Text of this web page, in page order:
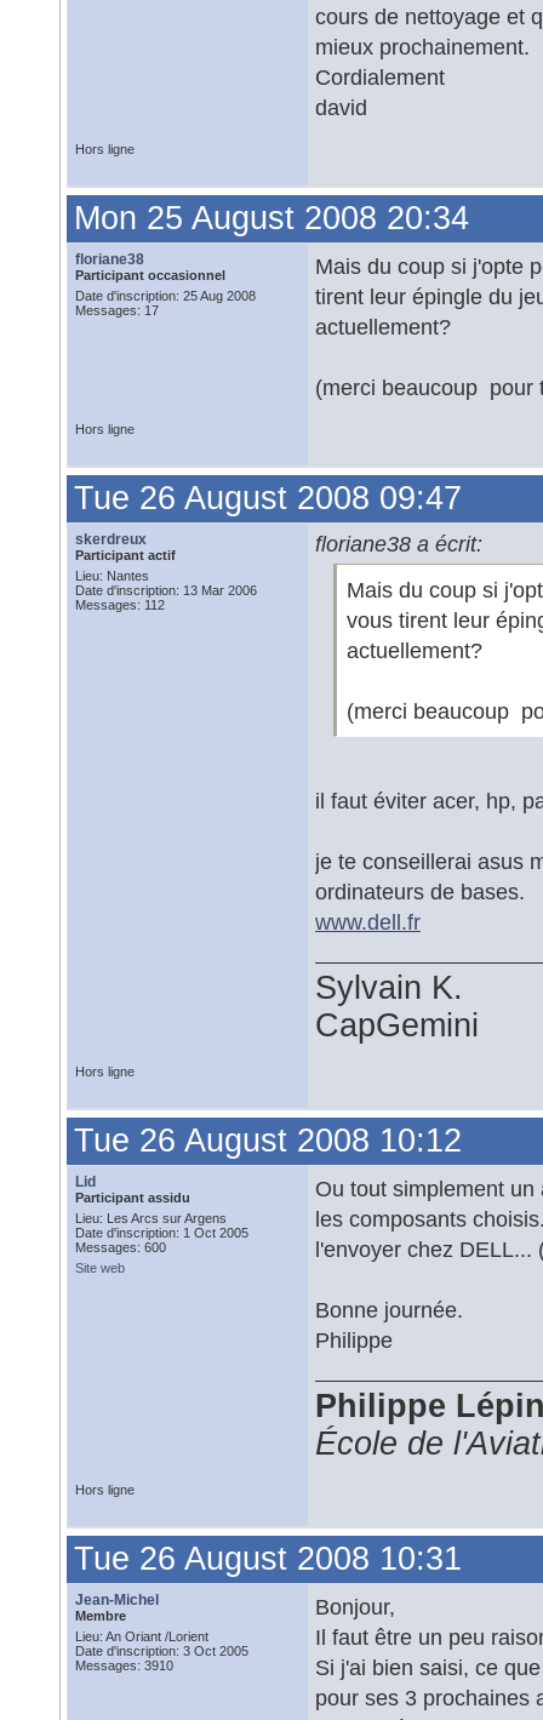
cours de nettoyage et
mieux prochainement.
Cordialement
david
Hors ligne
Mon 25 August 2008 20:34
floriane38
Participant occasionnel
Date d'inscription: 25 Aug 2008
Messages: 17
Mais du coup si j'opte
tirent leur épingle du
actuellement?
(merci beaucoup pour
Hors ligne
Tue 26 August 2008 09:47
skerdreux
Participant actif
Lieu: Nantes
Date d'inscription: 13 Mar 2006
Messages: 112
floriane38 a écrit:
Mais du coup si
vous tirent leur
actuellement?
(merci beaucoup
il faut éviter acer, hp,
je te conseillerai asus
ordinateurs de bases.
www.dell.fr
Sylvain K.
CapGemini
Hors ligne
Tue 26 August 2008 10:12
Lid
Participant assidu
Lieu: Les Arcs sur Argens
Date d'inscription: 1 Oct 2005
Messages: 600
Site web
Ou tout simplement
les composants
l'envoyer chez DELL...
Bonne journée.
Philippe
Philippe
École de
Hors ligne
Tue 26 August 2008 10:31
Jean-Michel
Membre
Lieu: An Oriant /Lorient
Date d'inscription: 3 Oct 2005
Messages: 3910
Bonjour,
Il faut être un peu
Si j'ai bien saisi, ce
pour ses 3 prochaines